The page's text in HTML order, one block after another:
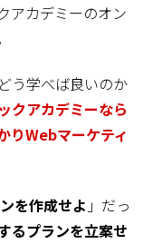
アカデミーのオン
う学べば良いのか
クアカデミーなら
りWebマーケティ
を作成せよ 」だっ
るプランを立案せ